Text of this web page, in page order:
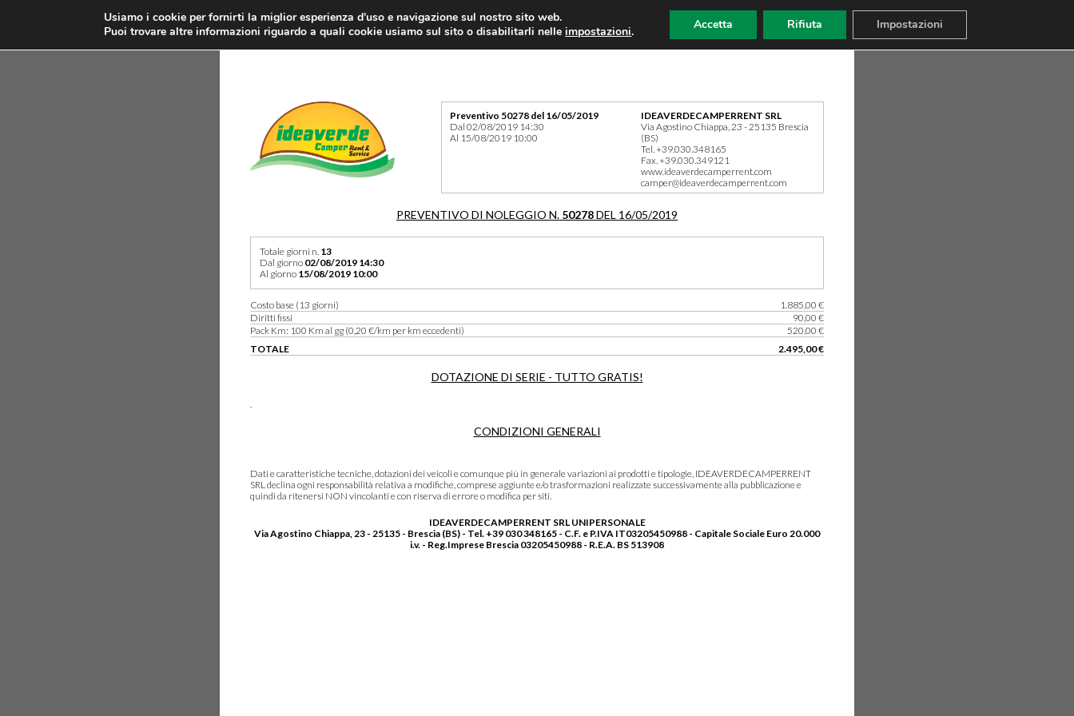
IDEAVERDECAMPERRENT SRL
Via Agostino Chiappa, 23 - 25135 Brescia
(BS)
Tel. +39.030.348165
Fax. +39.030.349121
www.ideaverdecamperrent.com
camper@ideaverdecamperrent.com
Preventivo 50278 del 16/05/2019
Dal 02/08/2019 14:30
Al 15/08/2019 10:00
PREVENTIVO DI NOLEGGIO N. 50278DEL 16/05/2019
Totale giorni n. 13
Dal giorno 02/08/2019 14:30
Al giorno 15/08/2019 10:00
Costo base (13 giorni)
1.885,00 €
Diritti fissi
90,00 €
Pack Km: 100 Km al gg (0,20 €/km per km eccedenti)
520,00 €
TOTALE
2.495,00 €
DOTAZIONE DI SERIE - TUTTO GRATIS!
.
CONDIZIONI GENERALI
Dati e caratteristiche tecniche, dotazioni dei veicoli e comunque più in generale variazioni ai prodotti e tipologie, IDEAVERDECAMPERRENT
SRL declina ogni responsabilità relativa a modifiche, comprese aggiunte e/o trasformazioni realizzate successivamente alla pubblicazione e
quindi da ritenersi NON vincolanti e con riserva di errore o modifica per siti.
IDEAVERDECAMPERRENT SRL UNIPERSONALE
Via Agostino Chiappa, 23 - 25135 - Brescia (BS) - Tel. +39 030 348165 - C.F. e P.IVA IT03205450988 - Capitale Sociale Euro 20.000
i.v. - Reg.Imprese Brescia 03205450988 - R.E.A. BS 513908
Usiamo i cookie per fornirti la miglior esperienza d'uso e navigazione sul nostro sito web.
Puoi trovare altre informazioni riguardo a quali cookie usiamo sul sito o disabilitarli nelleimpostazioni. Accetta Rifiuta Impostazioni